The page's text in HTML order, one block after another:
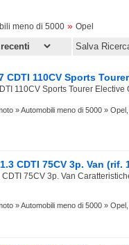
meno di 5000 » Opel
Salva
CDTI 110CV Sports
110CV Sports Tourer
» Automobili meno di 5000 »
CDTI 75CV 3p. Van (rif.
75CV 3p. Van
» Automobili meno di 5000 »